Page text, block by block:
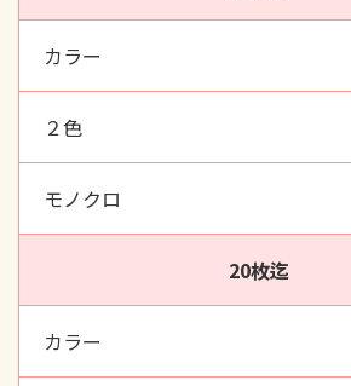
20枚迄